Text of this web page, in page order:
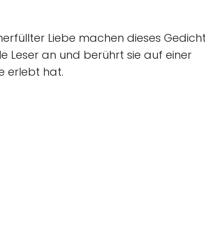
Liebe machen dieses
Leser an und berührt sie auf einer
erlebt hat.